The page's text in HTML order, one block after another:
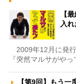
【
入
2009年12月に発
『突然マルサがや
【第9回】もう